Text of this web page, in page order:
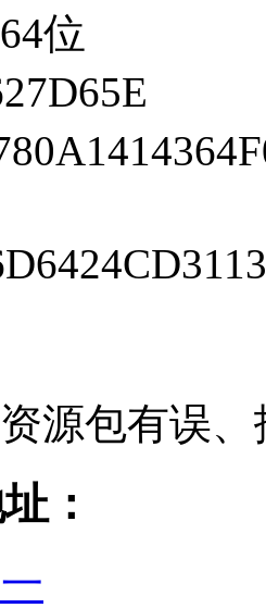
位
源包有误
：